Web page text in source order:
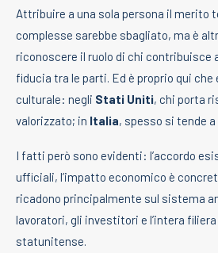
Attribuire a una sola persona il merito
complesse sarebbe sbagliato, ma è
riconoscere il ruolo di chi contribuisce
fiducia tra le parti. Ed è proprio qui
culturale: negli Stati Uniti, chi porta
valorizzato; in Italia, spesso si tende
I fatti però sono evidenti: l’accordo
ufficiali, l’impatto economico è
ricadono principalmente sul sistema
lavoratori, gli investitori e l’intera
statunitense.